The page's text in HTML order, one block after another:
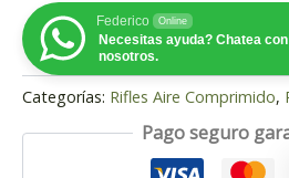
Federico Online
Necesitas ayuda? Chatea con
nosotros.
Categorías: Rifles Aire Comprimido,
Pago seguro